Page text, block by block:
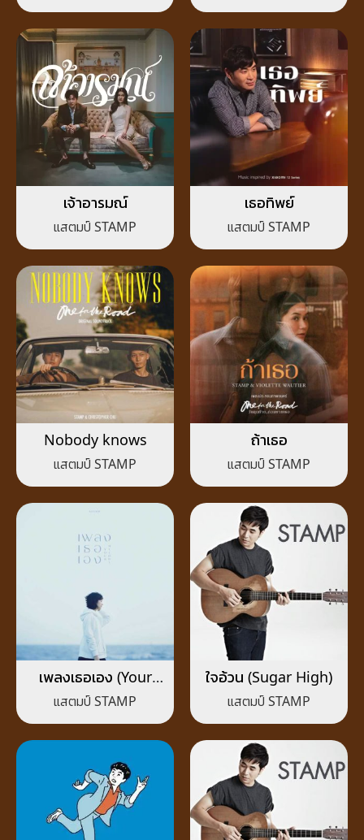
เจ้าอารมณ์
แสตมป์ STAMP
เธอทิพย์
แสตมป์ STAMP
Nobody knows
แสตมป์ STAMP
ถ้าเธอ
แสตมป์ STAMP
เพลงเธอเอง (Your
Melody)
แสตมป์ STAMP
ใจอ้วน (Sugar High)
แสตมป์ STAMP